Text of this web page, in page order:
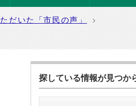
だいた「市民の声」
探している情報が見つか